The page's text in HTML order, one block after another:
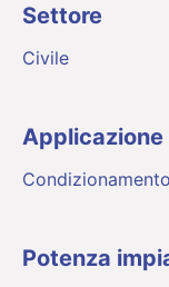
Settore
Civile
Applicazione
Condizionamento
Potenza